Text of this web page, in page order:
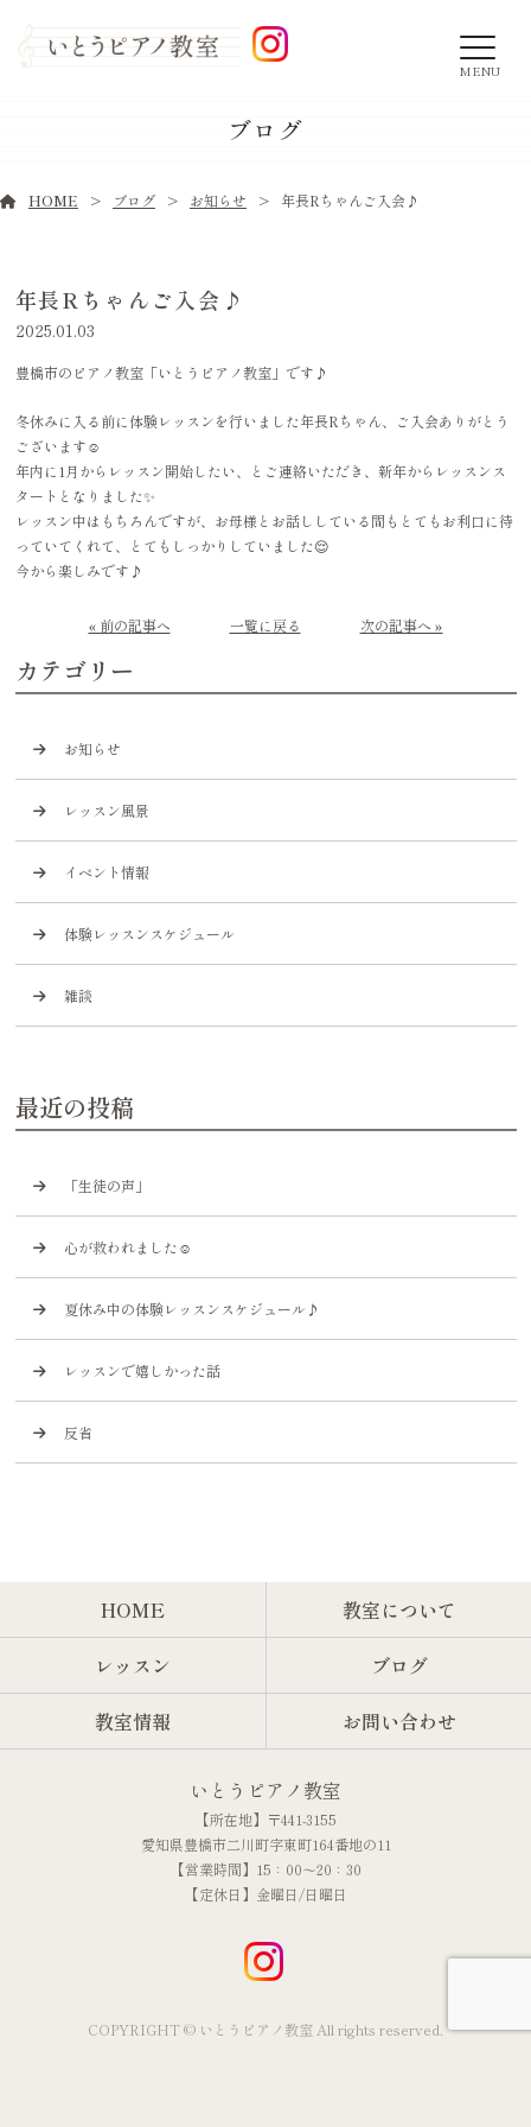
MENU
ブログ
HOME ブログ お知らせ 年長Rちゃんご入会♪
年長Rちゃんご入会♪
2025.01.03
豊橋市のピアノ教室「いとうピアノ教室」です♪
冬休みに入る前に体験レッスンを行いました年長Rちゃん、ご入会ありがとう
ございます☺️
年内に1月からレッスン開始したい、とご連絡いただき、新年からレッスンス
タートとなりました✨
レッスン中はもちろんですが、お母様とお話ししている間もとてもお利口に待
っていてくれて、とてもしっかりしていました😌
今から楽しみです♪
« 前の記事へ 一覧に戻る 次の記事へ »
カテゴリー
お知らせ
レッスン風景
イベント情報
体験レッスンスケジュール
雑談
最近の投稿
「生徒の声」
心が救われました☺️
夏休み中の体験レッスンスケジュール♪
レッスンで嬉しかった話
反省
HOME
教室について
レッスン
ブログ
教室情報
お問い合わせ
いとうピアノ教室
【所在地】〒441-3155
愛知県豊橋市二川町字東町164番地の11
【営業時間】15：00～20：30
【定休日】金曜日/日曜日
COPYRIGHT © いとうピアノ教室 All rights reserved.